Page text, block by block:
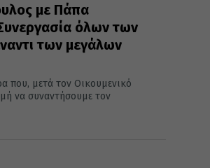
με Πάπα
όλων των
των μεγάλων
που, μετά τον Οικουμενικό
να συναντήσουμε τον